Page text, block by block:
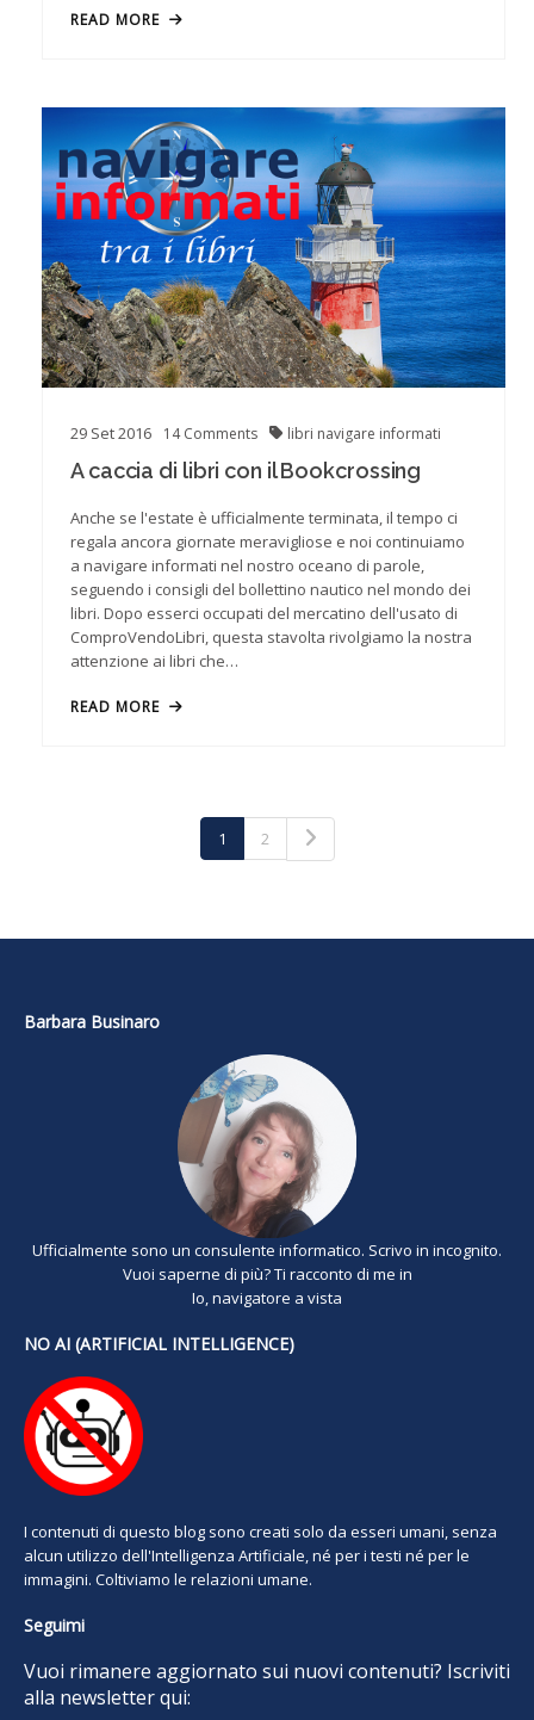
READ MORE
29 Set2016 14Comments libri navigare informati
A caccia di libri con il Bookcrossing
Anche se l'estate è ufficialmente terminata, il tempo ci
regala ancora giornate meravigliose e noi continuiamo
a navigare informati nel nostro oceano di parole,
seguendo i consigli del bollettino nautico nel mondo dei
libri. Dopo esserci occupati del mercatino dell'usato di
ComproVendoLibri, questa stavolta rivolgiamo la nostra
attenzione ai libri che…
READ MORE
1 2
Barbara Businaro
Ufficialmente sono un consulente informatico. Scrivo in incognito.
Vuoi saperne di più? Ti racconto di me in
Io, navigatore a vista
NO AI (ARTIFICIAL INTELLIGENCE)
I contenuti di questo blog sono creati solo da esseri umani, senza
alcun utilizzo dell'Intelligenza Artificiale, né per i testi né per le
immagini. Coltiviamo le relazioni umane.
Seguimi
Vuoi rimanere aggiornato sui nuovi contenuti? Iscriviti
alla newsletter qui: